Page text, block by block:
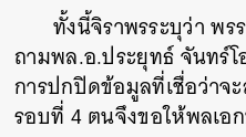
ทั้งนี้จิราพรระบุว่า พ
ถามพล.อ.ประยุทธ์ จันทร์
การปกปิดข้อมูลที่เชื่อว่าจ
รอบที่ 4 ตนจึงขอให้พลเอ